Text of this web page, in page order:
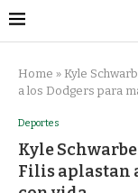
Home » Kyle
a los Dodgers para
Deportes
Kyle
Filis aplastan